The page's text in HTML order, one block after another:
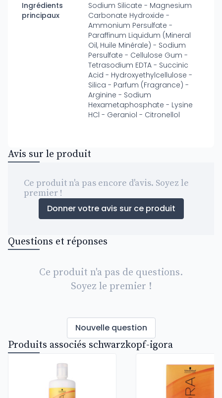
Ingrédients
principaux
Sodium Silicate - Magnesium
Carbonate Hydroxide -
Ammonium Persulfate -
Paraffinum Liquidum (Mineral
Oil, Huile Minérale) - Sodium
Persulfate - Cellulose Gum -
Tetrasodium EDTA - Succinic
Acid - Hydroxyethylcellulose -
Silica - Parfum (Fragrance) -
Arginine - Sodium
Hexametaphosphate - Lysine
HCl - Geraniol - Citronellol
Avis sur le produit
Ce produit n'a pas encore d'avis. Soyez le
premier !
Donner votre avis sur ce produit
Questions et réponses
Ce produit n'a pas de questions.
Soyez le premier !
Nouvelle question
Produits associés schwarzkopf-igora